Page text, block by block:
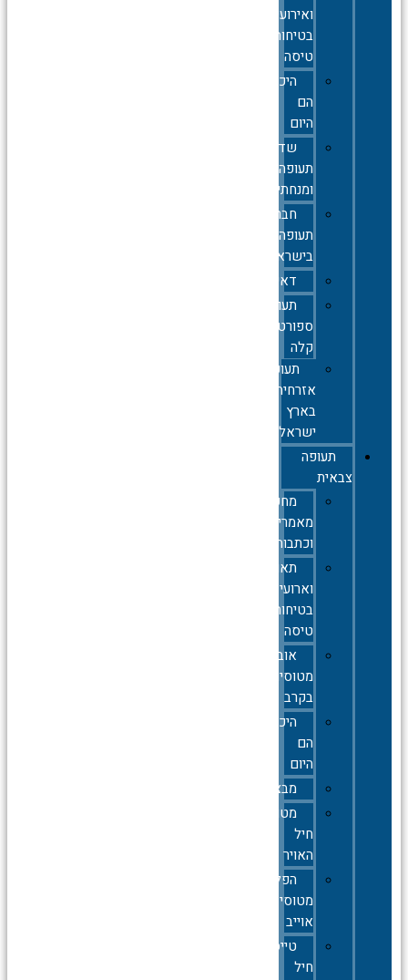
ואירועי
בטיחות
היכן
שדות
תעופה
ומנחתים
חברות
תעופה
בישראל
דאייה
תעופה
ספורטיבית
תעופה
אזרחית
בארץ
ישראל
תעופה
צבאית
מחקרים,
מאמרים
וכתבות
תאונות
וארועי
בטיחות
אובדן
מטוסים
היכן
מבצעים
מטוסי
הפלות
מטוסי
טייסות